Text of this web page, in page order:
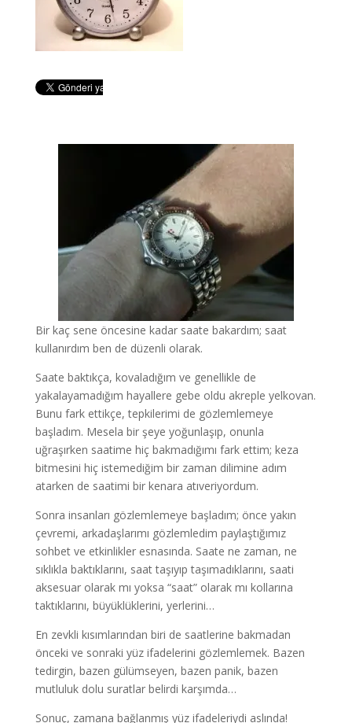
Bir kaç sene öncesine kadar saate bakardım; saat
kullanırdım ben de düzenli olarak.
Saate baktıkça, kovaladığım ve genellikle de
yakalayamadığım hayallere gebe oldu akreple yelkovan.
Bunu fark ettikçe, tepkilerimi de gözlemlemeye
başladım. Mesela bir şeye yoğunlaşıp, onunla
uğraşırken saatime hiç bakmadığımı fark ettim; keza
bitmesini hiç istemediğim bir zaman dilimine adım
atarken de saatimi bir kenara atıveriyordum.
Sonra insanları gözlemlemeye başladım; önce yakın
çevremi, arkadaşlarımı gözlemledim paylaştığımız
sohbet ve etkinlikler esnasında. Saate ne zaman, ne
sıklıkla baktıklarını, saat taşıyıp taşımadıklarını, saati
aksesuar olarak mı yoksa “saat” olarak mı kollarına
taktıklarını, büyüklüklerini, yerlerini…
En zevkli kısımlarından biri de saatlerine bakmadan
önceki ve sonraki yüz ifadelerini gözlemlemek. Bazen
tedirgin, bazen gülümseyen, bazen panik, bazen
mutluluk dolu suratlar belirdi karşımda…
Sonuç, zamana bağlanmış yüz ifadeleriydi aslında!